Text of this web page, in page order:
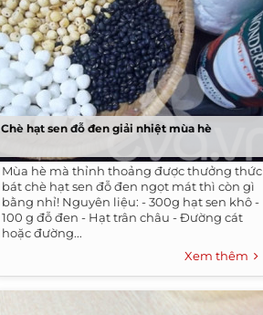
Chè hạt sen đỗ đen giải nhiệt mùa hè
Mùa hè mà thỉnh thoảng được thưởng thức
bát chè hạt sen đỗ đen ngọt mát thì còn gì
bằng nhỉ! Nguyên liệu: - 300g hạt sen khô -
100 g đỗ đen - Hạt trân châu - Đường cát
hoặc đường...
Xem thêm